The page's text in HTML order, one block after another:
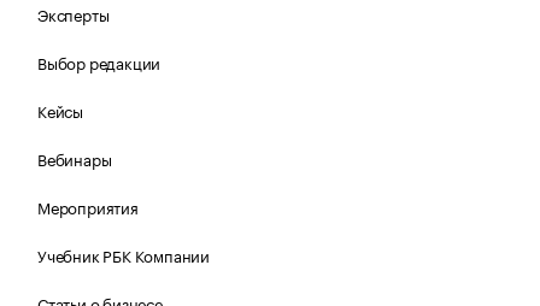
Эксперты
Выбор редакции
Кейсы
Вебинары
Мероприятия
Учебник РБК Компании